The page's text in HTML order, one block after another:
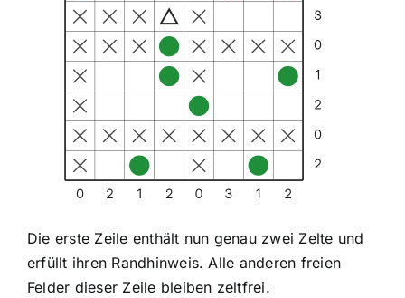
Die erste Zeile enthält nun genau zwei Zelte und
erfüllt ihren Randhinweis. Alle anderen freien
Felder dieser Zeile bleiben zeltfrei.